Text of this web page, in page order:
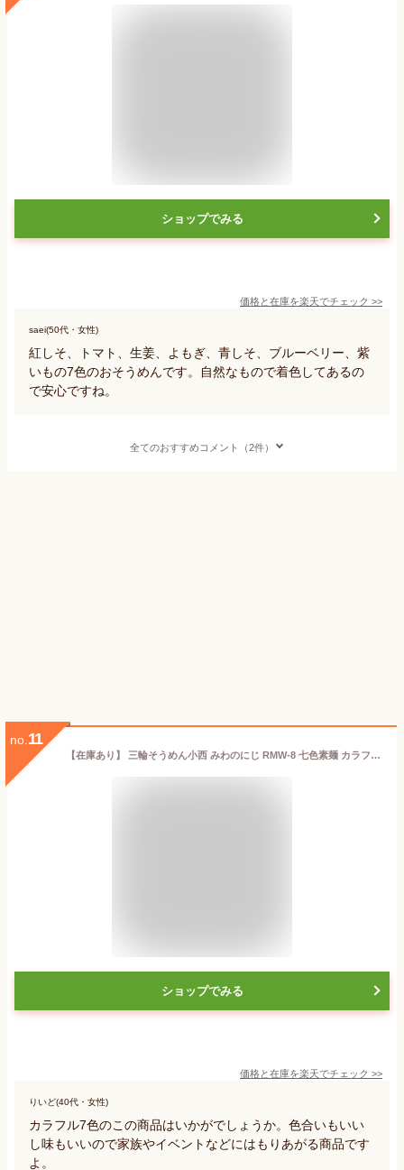
ショップでみる
価格と在庫を楽天でチェック >>
saei(50代・女性)
紅しそ、トマト、生姜、よもぎ、青しそ、ブルーベリー、紫
いもの7色のおそうめんです。自然なもので着色してあるの
で安心ですね。
全てのおすすめコメント（2件）
no. 11
【在庫あり】 三輪そうめん小西 みわのにじ RMW-8 七色素麺 カラフル 虹色 乾麺 詰め合わせ [zk] 【在庫あり メール便】
ショップでみる
価格と在庫を楽天でチェック >>
りいど(40代・女性)
カラフル7色のこの商品はいかがでしょうか。色合いもいい
し味もいいので家族やイベントなどにはもりあがる商品です
よ。